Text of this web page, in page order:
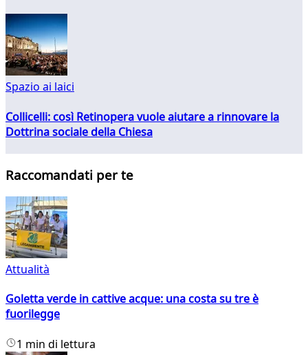
Spazio ai laici
Collicelli: così Retinopera vuole aiutare a rinnovare la
Dottrina sociale della Chiesa
Raccomandati per te
Attualità
Goletta verde in cattive acque: una costa su tre è
fuorilegge
1 min di lettura